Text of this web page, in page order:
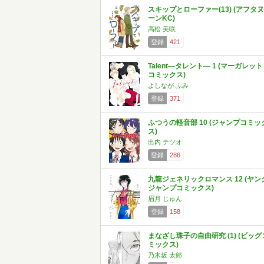
スキップとローファー(13) (アフタヌ
ーンKC)
高松 美咲
登録
421
Talent―タレント― 1 (マーガレット
コミックス)
よしなが ふみ
登録
371
ふつうの軽音部 10 (ジャンプコミッ
ス)
出内 テツオ
登録
286
九龍ジェネリックロマンス 12 (ヤン
ジャンプコミックス)
眉月 じゅん
登録
158
まなざし珠子の自由研究 (1) (ビッグ
ミックス)
乃木坂 太郎